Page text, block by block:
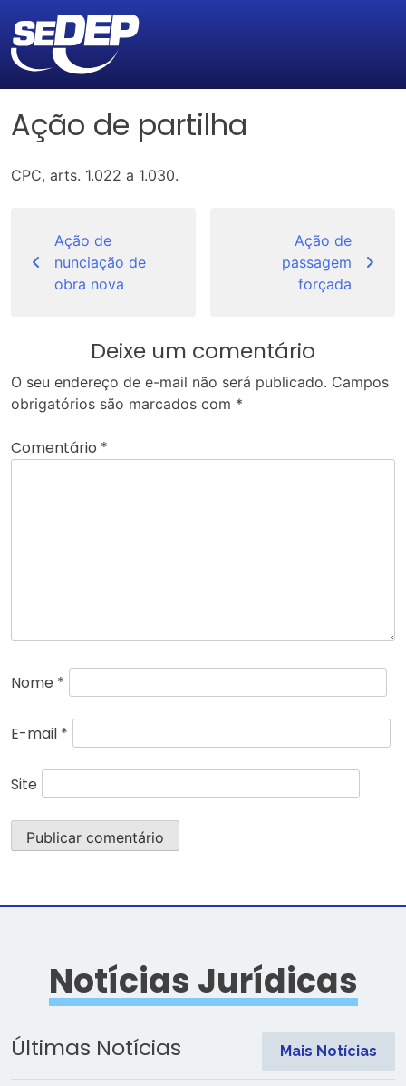
Ação de partilha
CPC, arts. 1.022 a 1.030.
Post
Ação de
nunciação de
obra nova
Ação de
passagem
forçada
Deixe um comentário
O seu endereço de e-mail não será publicado. Campos
obrigatórios são marcados com *
Comentário *
Nome *
E-mail *
Site
Notícias Jurídicas
Últimas Notícias Mais Notícias